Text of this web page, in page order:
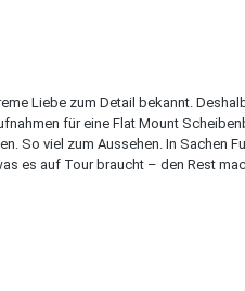
Liebe zum Detail bekannt.
für eine Flat Mount
So viel zum Aussehen. In
es auf Tour braucht – den Rest